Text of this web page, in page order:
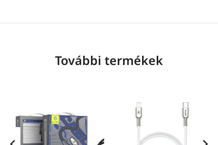
További termékek